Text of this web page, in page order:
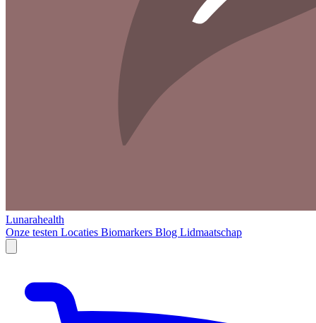
Lunarahealth
Onze testen Locaties Biomarkers Blog Lidmaatschap